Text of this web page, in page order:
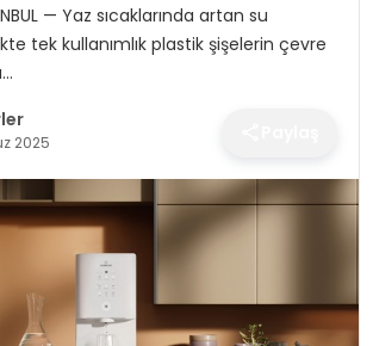
— Yaz sıcaklarında artan su
tek kullanımlık plastik şişelerin çevre
2025